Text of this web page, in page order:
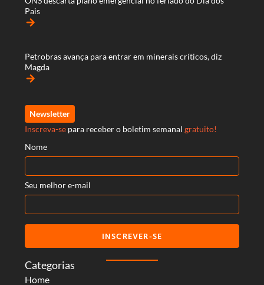
Categorias
Home
Pais
arrow_forward
Petrobras avança para entrar em minerais críticos, diz
Magda
arrow_forward
Newsletter
Inscreva-se para receber o boletim semanal gratuito!
Nome
Seu melhor e-mail
INSCREVER-SE